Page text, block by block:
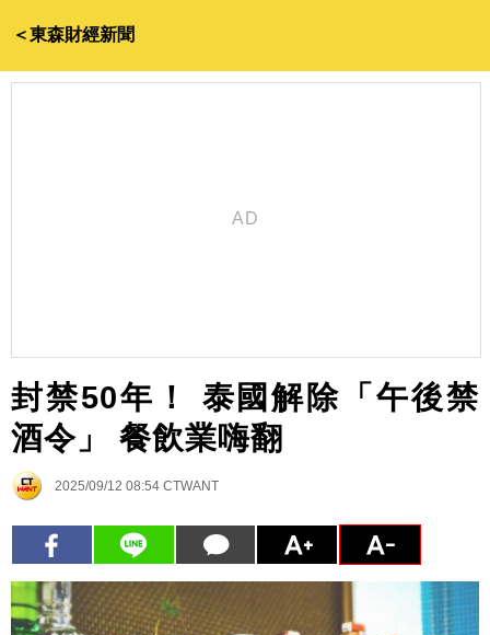
＜東森財經新聞
封禁50年！ 泰國解除「午後禁
酒令」 餐飲業嗨翻
2025/09/12 08:54 CTWANT